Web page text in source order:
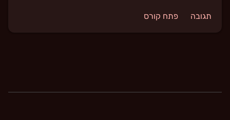
תגובה פתח קורס